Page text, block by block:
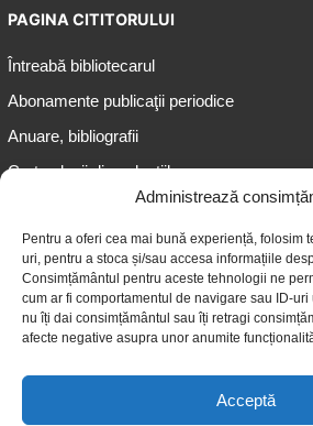
Administrează
Pentru a oferi cea mai bună experiență, folosim
uri, pentru a stoca și/sau accesa informațiile
Consimțământul pentru aceste tehnologii ne
cum ar fi comportamentul de navigare sau ID-
nu îți dai consimțământul sau îți retragi
afecte negative asupra unor anumite
Acceptă
PAGINA CITITORULUI
Întreabă bibliotecarul
Abonamente publicaţii periodice
Anuare, bibliografii
Cartea lunii din colecțiile
Informații pentru adolescenți
Informații pentru adulți
Informații pentru seniori